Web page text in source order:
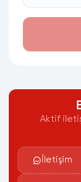
Aktif
İletişim